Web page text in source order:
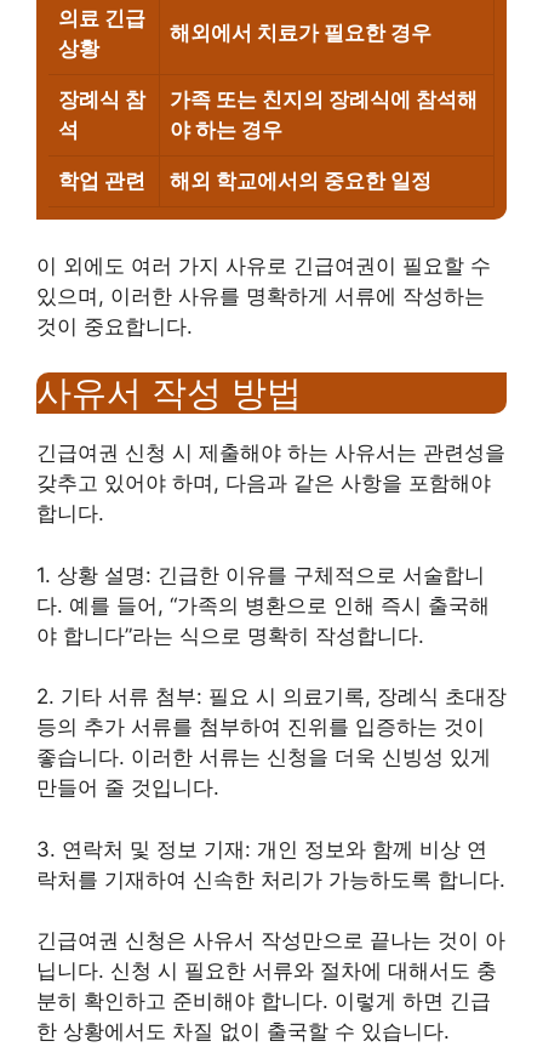
의료 긴급
상황
해외에서 치료가 필요한 경우
장례식 참
석
가족 또는 친지의 장례식에 참석해
야 하는 경우
학업 관련 해외 학교에서의 중요한 일정
이 외에도 여러 가지 사유로 긴급여권이 필요할 수
있으며, 이러한 사유를 명확하게 서류에 작성하는
것이 중요합니다.
사유서 작성 방법
긴급여권 신청 시 제출해야 하는 사유서는 관련성을
갖추고 있어야 하며, 다음과 같은 사항을 포함해야
합니다.
1. 상황 설명: 긴급한 이유를 구체적으로 서술합니
다. 예를 들어, “가족의 병환으로 인해 즉시 출국해
야 합니다”라는 식으로 명확히 작성합니다.
2. 기타 서류 첨부: 필요 시 의료기록, 장례식 초대장
등의 추가 서류를 첨부하여 진위를 입증하는 것이
좋습니다. 이러한 서류는 신청을 더욱 신빙성 있게
만들어 줄 것입니다.
3. 연락처 및 정보 기재: 개인 정보와 함께 비상 연
락처를 기재하여 신속한 처리가 가능하도록 합니다.
긴급여권 신청은 사유서 작성만으로 끝나는 것이 아
닙니다. 신청 시 필요한 서류와 절차에 대해서도 충
분히 확인하고 준비해야 합니다. 이렇게 하면 긴급
한 상황에서도 차질 없이 출국할 수 있습니다.